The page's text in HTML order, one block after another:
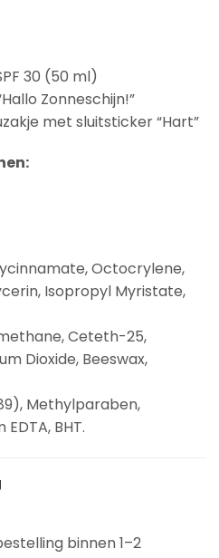
30 (50 ml)
Zonneschijn!”
met sluitsticker “Hart”
Octocrylene,
Isopropyl Myristate,
Ceteth-25,
Dioxide, Beeswax,
Methylparaben,
BHT.
binnen 1–2